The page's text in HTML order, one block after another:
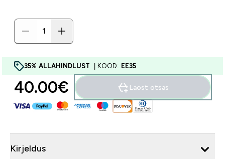
35% ALLAHINDLUST | KOOD: EE35
40.00€‎ Laost otsas
Kirjeldus